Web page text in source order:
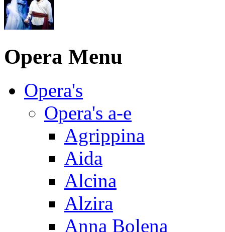
Opera Menu
Opera's
Opera's a-e
Agrippina
Aida
Alcina
Alzira
Anna Bolena